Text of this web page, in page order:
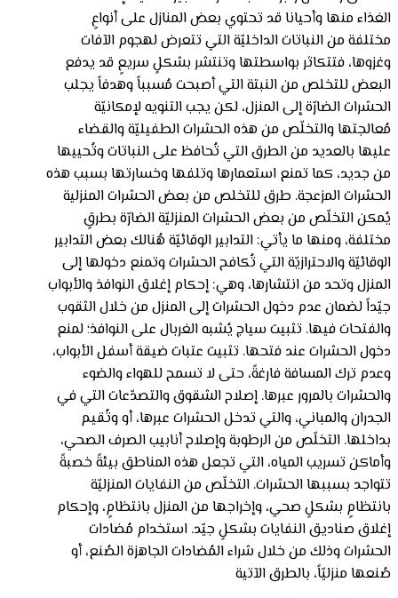
الغذاء منها وأحيانا قد تحتوي بعض المنازل على أنواعٍ
مختلفة من النباتات الداخليّة التي تتعرض لهجوم الآفات
وغزوها، فتتكاثر بواسطتها وتنتشر بشكلٍ سريعٍ قد يدفع
البعض للتخلص من النبتة التي أصبحت مُسبباً وهدفاً يجلب
الحشرات الضارّة إلى المنزل، لكن يجب التنويه لإمكانيّة
مُعالجتها والتخلّص من هذه الحشرات الطفيليّة والقضاء
عليها بالعديد من الطرق التي تُحافظ على النباتات وتُحييها
من جديد، كما تمنع استعمارها وتلفها وخسارتها بسبب هذه
الحشرات المزعجة. طرق للتخلص من بعض الحشرات المنزلية
يُمكن التخلّص من بعض الحشرات المنزليّة الضارّة بطرقٍ
مختلفة، ومنها ما يأتي: التدابير الوقائيّة هُنالك بعض التدابير
الوقائيّة والاحترازيّة التي تُكافح الحشرات وتمنع دخولها إلى
المنزل وتحد من انتشارها، وهي: إحكام إغلاق النوافذ والأبواب
جيّداً لضمان عدم دخول الحشرات إلى المنزل من خلال الثقوب
والفتحات فيها. تثبيت سياج يُشبه الغربال على النوافذ؛ لمنع
دخول الحشرات عند فتحها. تثبيت عتبات ضيقة أسفل الأبواب،
وعدم ترك المسافة فارغةً، حتى لا تسمح للهواء والضوء
والحشرات بالمرور عبرها. إصلاح الشقوق والتصدّعات التي في
الجدران والمباني، والتي تدخل الحشرات عبرها، أو وتُقيم
بداخلها. التخلّص من الرطوبة وإصلاح أنابيب الصرف الصحي،
وأماكن تسريب المياه، التي تجعل هذه المناطق بيئةً خصبةً
تتواجد بسببها الحشرات. التخلّص من النفايات المنزليّة
بانتظامٍ بشكلٍ صحي، وإخراجها من المنزل بانتظامٍ، وإحكام
إغلاق صناديق النفايات بشكلٍ جيّد. استخدام مُضادات
الحشرات وذلك من خلال شراء المُضادات الجاهزة الصُنع، أو
صُنعها منزليّاً، بالطرق الآتية